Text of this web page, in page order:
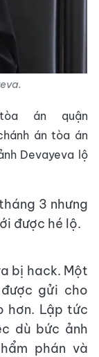
án quận
án tòa án
Devayeva lộ
3 nhưng
được hé lộ.
bị hack. Một
gửi cho
hơn. Lập tức
dù bức ảnh
phán và